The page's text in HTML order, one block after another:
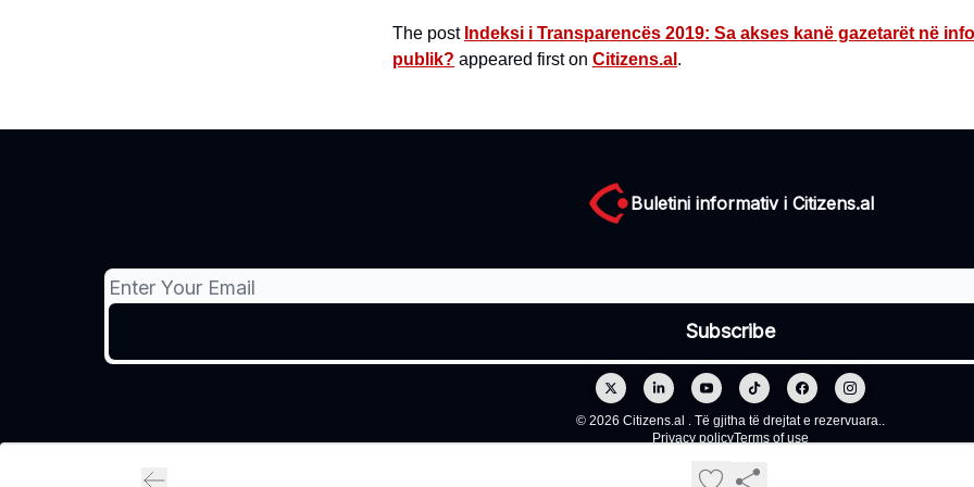
The post Indeksi i Transparencës 2019: Sa akses kanë gazetarët në
publik? appeared first on Citizens.al .
Buletini informativ i Citizens.al
© 2026 Citizens.al . Të gjitha të drejtat e rezervuara..
Privacy policyTerms of use
Powered by beehiiv